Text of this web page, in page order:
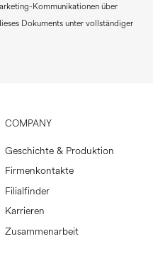
Kommunikationen über
Dokuments unter vollständiger
COMPANY
Geschichte & Produktion
Firmenkontakte
Filialfinder
Karrieren
Zusammenarbeit